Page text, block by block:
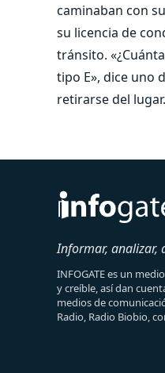
caminaban con
su licencia de
tránsito.
tipo E», dice uno
retirarse del
Informar, analizar,
INFOGATE es un
y creíble, así dan
medios de
Radio, Radio Biobio,